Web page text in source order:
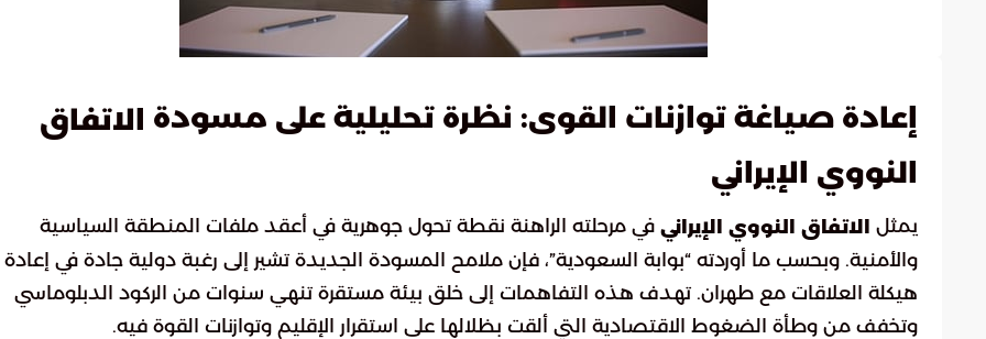
إعادة صياغة توازنات القوى: نظرة تحليلية على مسودة الاتفاق
النووي الإيراني
يمثل الاتفاق النووي الإيراني في مرحلته الراهنة نقطة تحول جوهرية في أعقد ملفات المنطقة السياسية
والأمنية. وبحسب ما أوردته “بوابة السعودية”، فإن ملامح المسودة الجديدة تشير إلى رغبة دولية جادة في إعادة
هيكلة العلاقات مع طهران. تهدف هذه التفاهمات إلى خلق بيئة مستقرة تنهي سنوات من الركود الدبلوماسي
وتخفف من وطأة الضغوط الاقتصادية التي ألقت بظلالها على استقرار الإقليم وتوازنات القوة فيه.